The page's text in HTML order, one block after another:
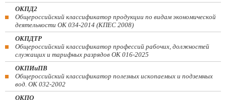
ОКПД2
Общероссийский классификатор продукции по видам экономической
деятельности ОК 034-2014 (КПЕС 2008)
ОКПДТР
Общероссийский классификатор профессий рабочих, должностей
служащих и тарифных разрядов ОК 016-2025
ОКПИиПВ
Общероссийский классификатор полезных ископаемых и подземных
вод. ОК 032-2002
ОКПО